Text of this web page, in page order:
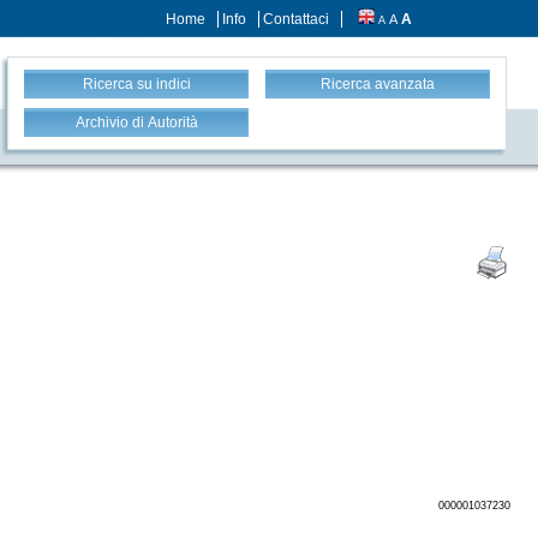
Home Info Contattaci A A A
Ricerca su indici Ricerca avanzata
Archivio di Autorità